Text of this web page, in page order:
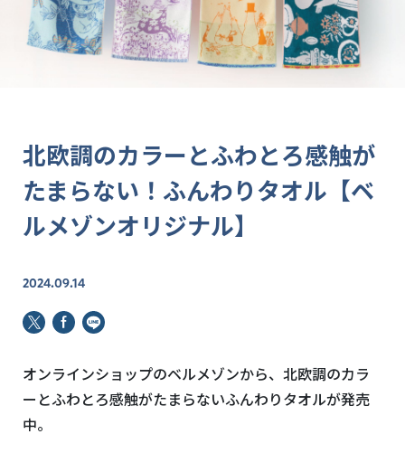
北欧調のカラーとふわとろ感触が
たまらない！ふんわりタオル【ベ
ルメゾンオリジナル】
2024.09.14
オンラインショップのベルメゾンから、北欧調のカラ
ーとふわとろ感触がたまらないふんわりタオルが発売
中。